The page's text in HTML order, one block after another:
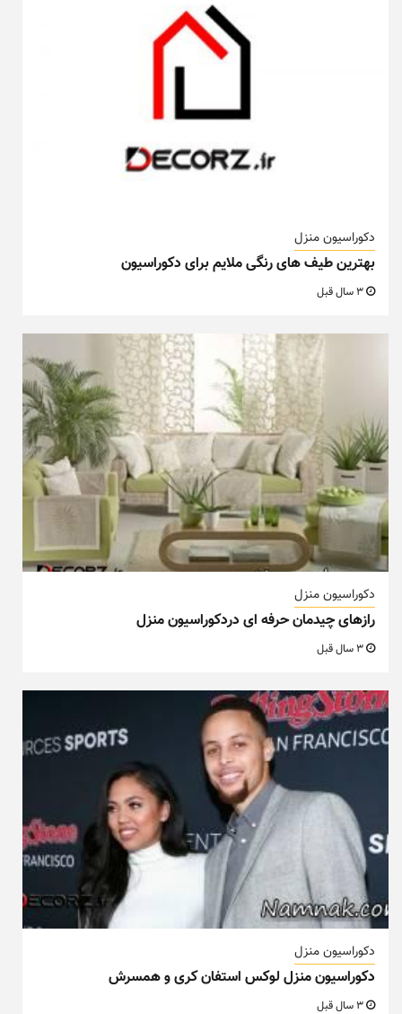
دکوراسیون منزل
بهترین طیف های رنگی ملایم برای دکوراسیون
دکوراسیون منزل
رازهای چیدمان حرفه ای دردکوراسیون منزل
دکوراسیون منزل
دکوراسیون منزل لوکس استفان کری و همسرش